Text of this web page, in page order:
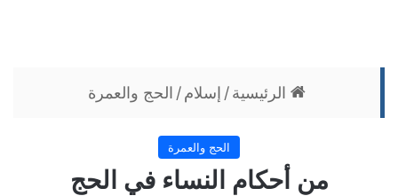
الرئيسية/ إسلام/ الحج والعمرة
الحج والعمرة
من أحكام النساء في الحج